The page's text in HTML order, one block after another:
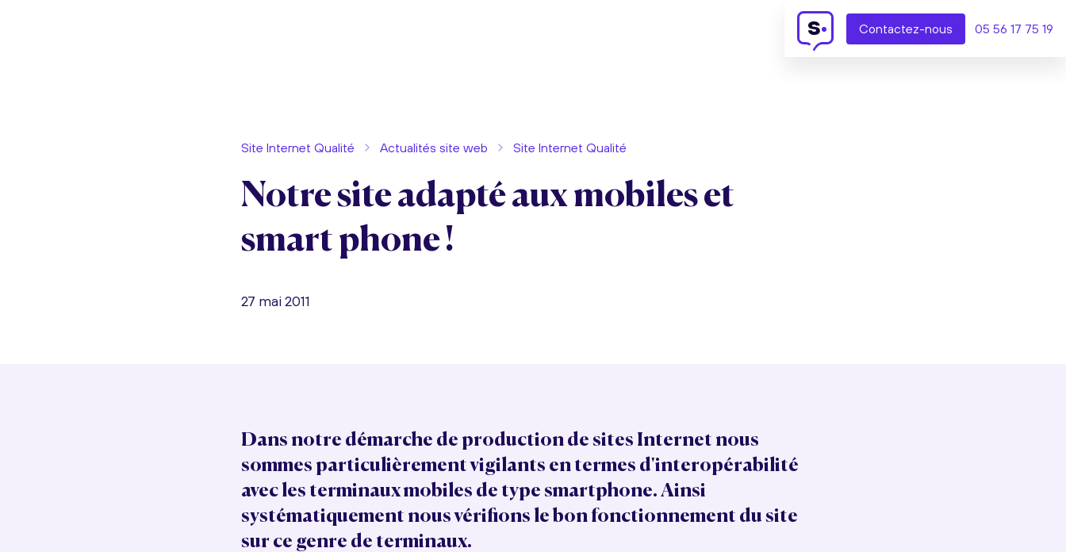
s Contactez-nous 05 56 17 75 19
Site Internet Qualité Actualités site web Site Internet Qualité
Notre site adapté aux mobiles et
smart phone !
27 mai 2011
Dans notre démarche de production de sites Internet nous
sommes particulièrement vigilants en termes d'interopérabilité
avec les terminaux mobiles de type smartphone. Ainsi
systématiquement nous vérifions le bon fonctionnement du site
sur ce genre de terminaux.